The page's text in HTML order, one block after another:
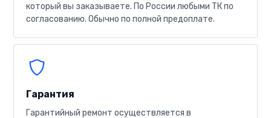
который вы заказываете. По России любыми ТК по
согласованию. Обычно по полной предоплате.
Гарантия
Гарантийный ремонт осуществляется в